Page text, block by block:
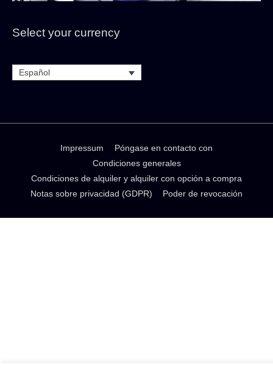
Select your currency
Español
Impressum
Póngase en contacto con
Condiciones generales
Condiciones de alquiler y alquiler con opción a compra
Notas sobre privacidad (GDPR)
Poder de revocación